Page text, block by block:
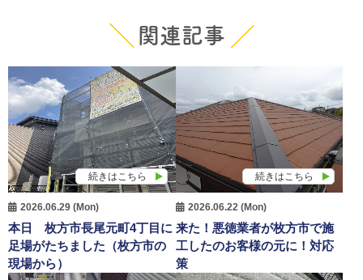
関連記事
続きはこちら
2026.06.29 (Mon)
本日 枚方市長尾元町4丁目に
足場がたちました（枚方市の
現場から）
続きはこちら
2026.06.22 (Mon)
来た！悪徳業者が枚方市で施
工したのお客様の元に！対応
策